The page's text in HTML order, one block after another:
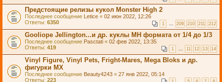
Предстоящие релизы кукол Monster High 2
Последнее сообщение Letice « 02 июн 2022, 12:26
Ответы: 6350 1 … 209 210 211 212
Gooliope Jellington...и др. куклы МН формата от 1/4 до 1/3
Последнее сообщение Pasctati « 02 фев 2022, 13:35
Ответы: 419 1 … 11 12 13 14
Vinyl Figure, Vinyl Pets, Fright-Mares, Mega Bloks и др.
фигурки МХ
Последнее сообщение Beauty4243 « 27 янв 2022, 05:14
Ответы: 223